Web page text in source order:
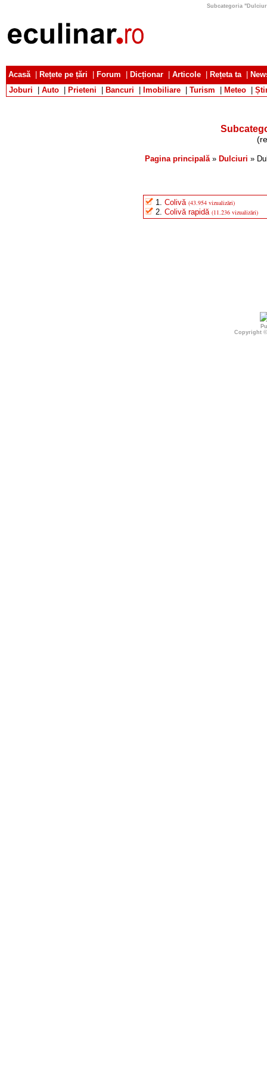
Subcategoria
Acasă| Rețete pe țări Forum Dicționar Articole Rețeta ta|
Joburi
Auto Prieteni Bancuri Imobiliare Turism Meteo
Pagina principală» Dulciuri »
1. Colivă (43.954 vizualizări)
2. Colivă rapidă (11.236 vizualizări)
Copyright